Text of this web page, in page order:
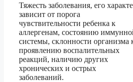
Тяжесть заболевания, его
зависит от порога
чувствительности ребенка к
аллергенам, состоянию
системы, склонности организма
проявлению воспалительных
реакций, наличию других
хронических и острых
заболеваний.